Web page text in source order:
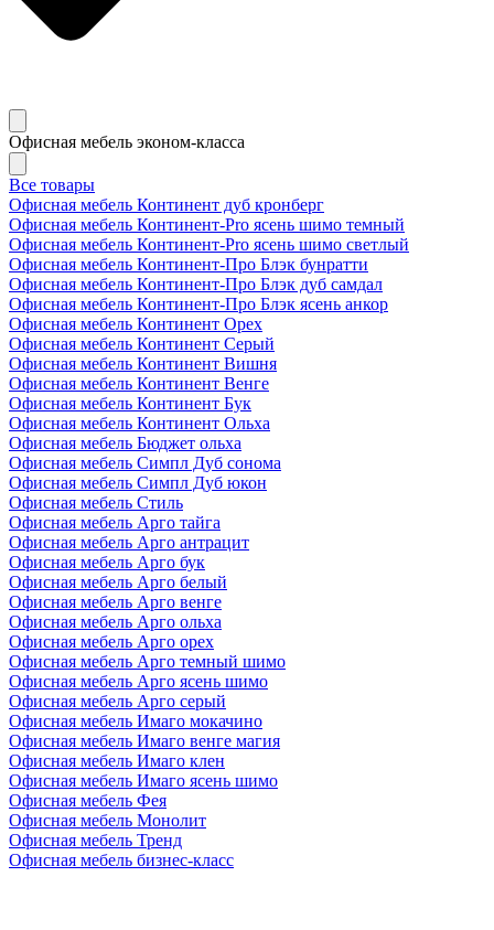
Офисная мебель эконом-класса
Все товары
Офисная мебель Континент дуб кронберг
Офисная мебель Континент-Pro ясень шимо темный
Офисная мебель Континент-Pro ясень шимо светлый
Офисная мебель Континент-Про Блэк бунратти
Офисная мебель Континент-Про Блэк дуб самдал
Офисная мебель Континент-Про Блэк ясень анкор
Офисная мебель Континент Орех
Офисная мебель Континент Серый
Офисная мебель Континент Вишня
Офисная мебель Континент Венге
Офисная мебель Континент Бук
Офисная мебель Континент Ольха
Офисная мебель Бюджет ольха
Офисная мебель Симпл Дуб сонома
Офисная мебель Симпл Дуб юкон
Офисная мебель Стиль
Офисная мебель Арго тайга
Офисная мебель Арго антрацит
Офисная мебель Арго бук
Офисная мебель Арго белый
Офисная мебель Арго венге
Офисная мебель Арго ольха
Офисная мебель Арго орех
Офисная мебель Арго темный шимо
Офисная мебель Арго ясень шимо
Офисная мебель Арго серый
Офисная мебель Имаго мокачино
Офисная мебель Имаго венге магия
Офисная мебель Имаго клен
Офисная мебель Имаго ясень шимо
Офисная мебель Фея
Офисная мебель Монолит
Офисная мебель Тренд
Офисная мебель бизнес-класс